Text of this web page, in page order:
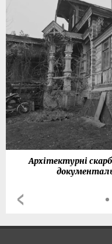
Архітектурні